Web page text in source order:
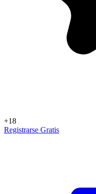
+18
Registrarse Gratis